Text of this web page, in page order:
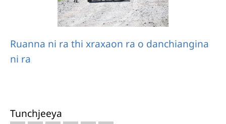
Ruanna ni ra thi xraxaon ra o danchiangina
ni ra
Tunchjeeya